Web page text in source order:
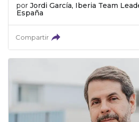
por Jordi García, Iberia Team
España
Compartir